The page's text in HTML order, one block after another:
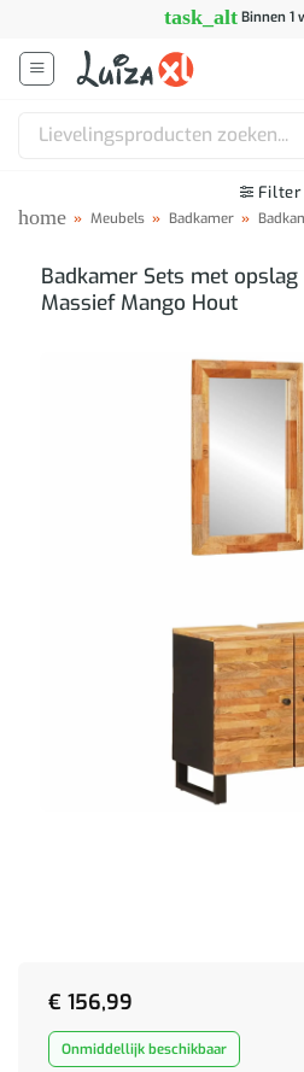
inhoud
task_alt Binnen 1
Zoeken
Filter
home » Meubels » Badkamer »
Badkamer Sets met
Massief Mango Hout
€ 156,99
Onmiddellijk beschikbaar